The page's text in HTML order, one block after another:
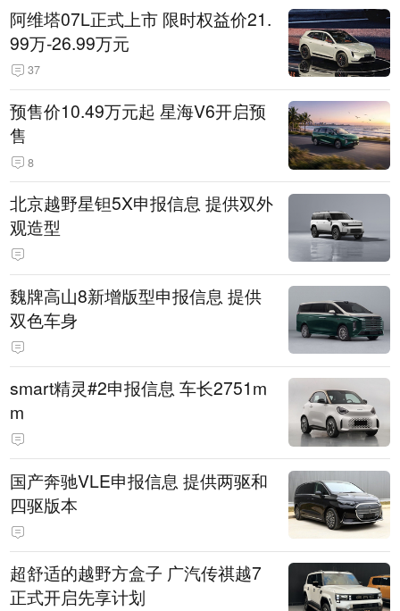
阿维塔07L正式上市 限时权益价21.
99万-26.99万元
37
预售价10.49万元起 星海V6开启预
售
8
北京越野星钽5X申报信息 提供双外
观造型
魏牌高山8新增版型申报信息 提供
双色车身
smart精灵#2申报信息 车长2751m
m
国产奔驰VLE申报信息 提供两驱和
四驱版本
超舒适的越野方盒子 广汽传祺越7
正式开启先享计划